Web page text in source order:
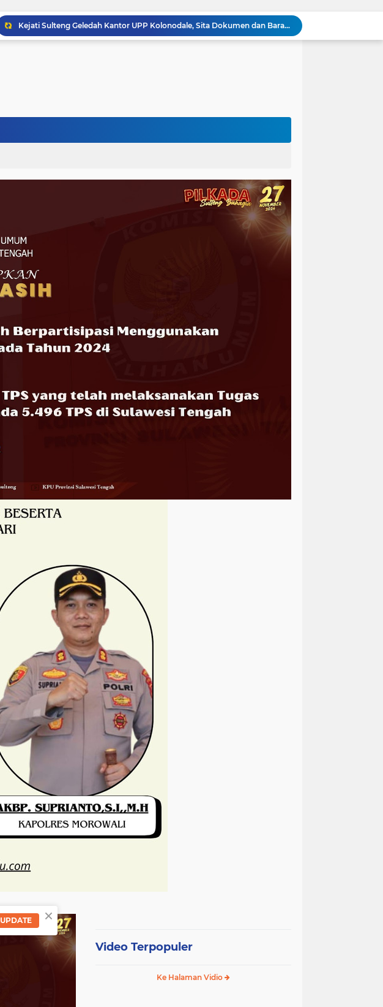
Tak Berkutik, Pencuri Puluhan Kilogram Ikan Laut di Torue Berakhir di Balik Jeruji
Musprov VIII Berlangsung Ketat, Gufran Ajak Semua Pihak Bersatu
Sidang Praperadilan, Hakim Tegaskan Penetapan Tersangka Kasus Pencabulan Anak di Buol Sah Secara Hukum
Video Terpopuler
Ke Halaman Vidio
×
UPDATE